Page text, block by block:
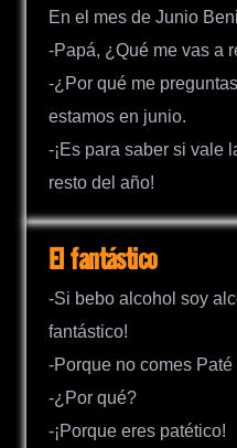
En el mes de Junio
-Papá, ¿Qué me vas a
-¿Por qué me
estamos en junio.
-¡Es para saber si vale
resto del año!
El fantástico
-Si bebo alcohol soy
fantástico!
-Porque no comes Paté
-¿Por qué?
-¡Porque eres patético!